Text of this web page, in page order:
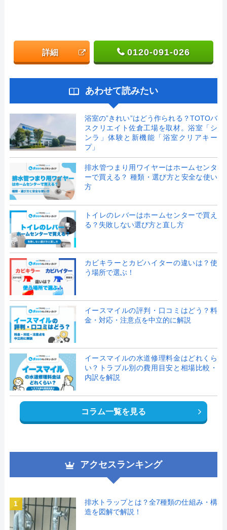
詳細 0120-091-026
あわせて読みたい
浴室の”きれい”はどう作られる？TOTOバ
スクリエイト佐倉工場を取材。浴室「シ
ンラ」体験と新機能「浴室クリアキー
プ」
排水管つまり用ワイヤーはホームセンタ
ーで買える？ 種類・選び方と安全な使い
方
トイレのレバーはホームセンターで買え
る？失敗しない選び方と直し方
カビキラーとカビハイターの違いは？使
う場所で選ぶ！
イースマイルの評判・口コミはどう？料
金・対応・注意点を中立的に解説
イースマイルの水道修理料金はどれくら
い？トラブル別の費用目安と相場比較・
内訳を解説
コラム一覧を見る
アクセスランキング
1
排水トラップとは？全7種類の仕組み・構
造を図解で解説！